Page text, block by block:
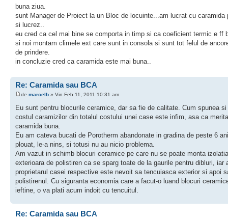
buna ziua.
sunt Manager de Proiect la un Bloc de locuinte...am lucrat cu caramida
si lucrez..
eu cred ca cel mai bine se comporta in timp si ca coeficient termic e ff
si noi montam climele ext care sunt in consola si sunt tot felul de
de prindere.
in concluzie cred ca caramida este mai buna..
Re: Caramida sau BCA
de marcelb » Vin Feb 11, 2011 10:31 am
Eu sunt pentru blocurile ceramice, dar sa fie de calitate. Cum spunea
costul caramizilor din totalul costului unei case este infim, asa ca
caramida buna.
Eu am cateva bucati de Porotherm abandonate in gradina de peste 6
plouat, le-a nins, si totusi nu au nicio problema.
Am vazut in schimb blocuri ceramice pe care nu se poate monta izolatia
exterioara de polistiren ca se sparg toate de la gaurile pentru dibluri, iar
proprietarul casei respective este nevoit sa tencuiasca exterior si apoi
polistirenul. Cu siguranta economia care a facut-o luand blocuri
ieftine, o va plati acum indoit cu tencuitul.
Re: Caramida sau BCA